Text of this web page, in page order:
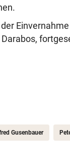
Gusenbauer